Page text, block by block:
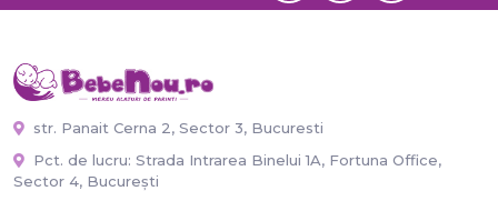
str. Panait Cerna 2, Sector 3, Bucuresti
Pct. de lucru: Strada Intrarea Binelui 1A, Fortuna Office,
Sector 4, București